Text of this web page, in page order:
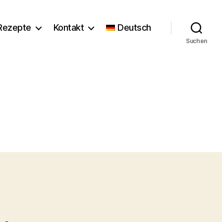
Kontakt Deutsch
Suchen